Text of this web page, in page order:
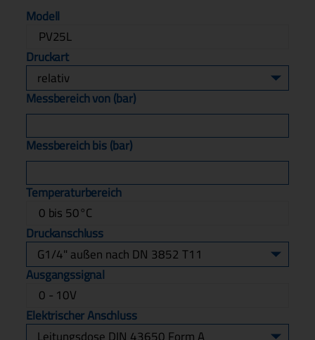
Modell
PV25L
Druckart
Messbereich von (bar)
Messbereich bis (bar)
Temperaturbereich
0 bis 50°C
Druckanschluss
Ausgangssignal
0 - 10V
Elektrischer Anschluss